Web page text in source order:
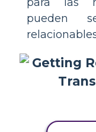
pueden